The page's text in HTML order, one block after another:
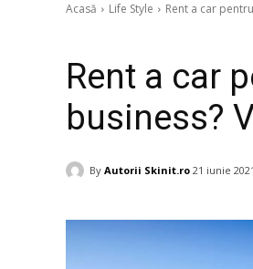
Acasă Life Style Rent a car
Rent a car
business?
By Autorii Skinit.ro 21 iunie 2021